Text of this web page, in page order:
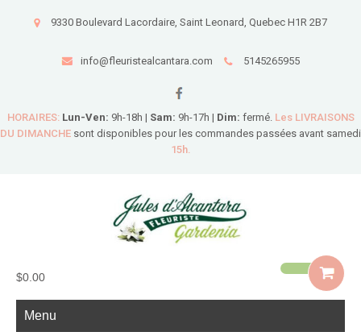
9330 Boulevard Lacordaire, Saint Leonard, Quebec H1R 2B7
info@fleuristealcantara.com 5145265955
HORAIRES: Lun-Ven: 9h-18h | Sam: 9h-17h | Dim: fermé. Les LIVRAISONS
DU DIMANCHE sont disponibles pour les commandes passées avant samedi
15h.
$0.00
Menu